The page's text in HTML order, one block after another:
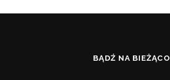
BĄDŹ NA BIEŻĄCO